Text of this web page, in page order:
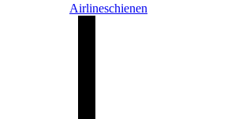
Airlineschienen